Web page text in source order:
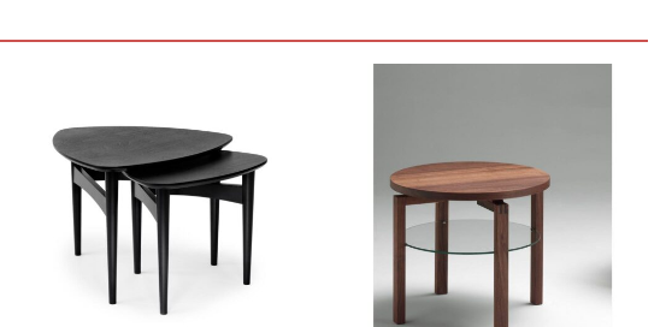
Lägg
till i
önskelistan